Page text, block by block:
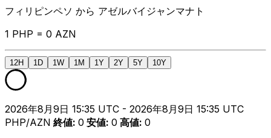
フィリピンペソ から アゼルバイジャンマナト
1 PHP = 0 AZN
12H 1D 1W 1M 1Y 2Y 5Y 10Y
2026年8月9日 15:35 UTC - 2026年8月9日 15:35 UTC
PHP/AZN 終値: 0 安値: 0 高値: 0